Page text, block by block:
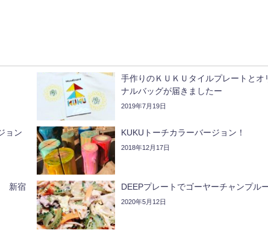
手作りのＫＵＫＵタイルプレートとオ
ナルバッグが届きましたー
2019年7月19日
ョン KUKUトーチカラーバージョン！
2018年12月17日
新宿
DEEPプレートでゴーヤーチャンプル
2020年5月12日